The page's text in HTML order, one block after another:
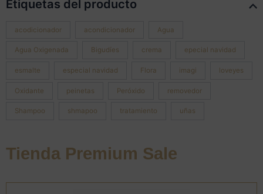
Etiquetas del producto
acodicionador acondicionador Agua
Agua Oxigenada Bigudíes crema epecial navidad
esmalte especial navidad Flora imagi loveyes
Oxidante peinetas Peróxido removedor
Shampoo shmapoo tratamiento uñas
Tienda Premium Sale